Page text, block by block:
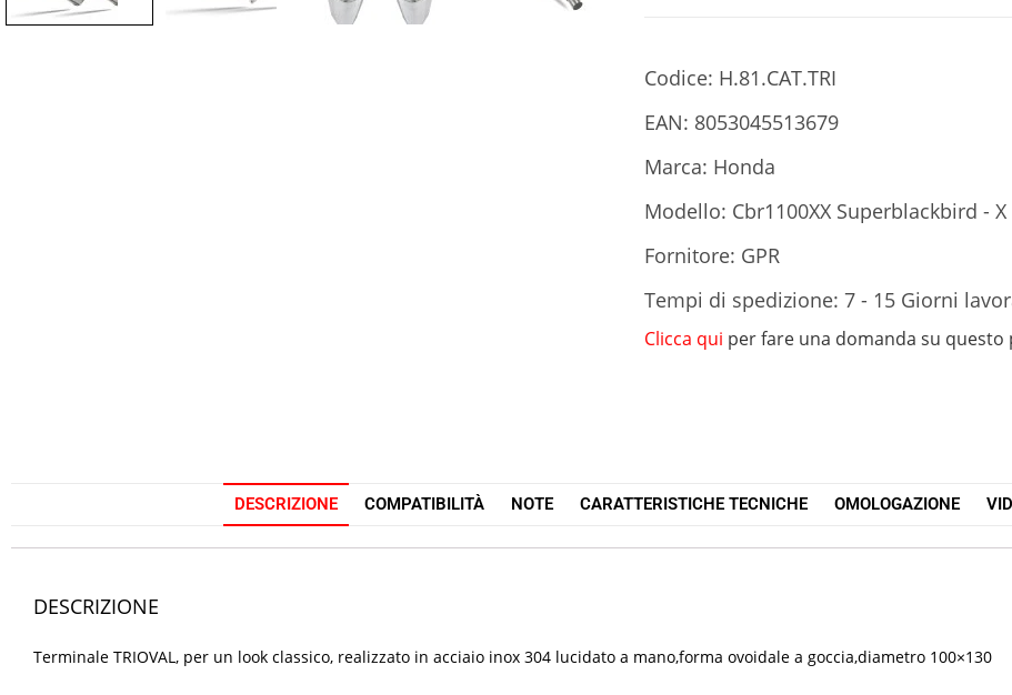
Codice: H.81.CAT.TRI
EAN: 8053045513679
Marca: Honda
Modello: Cbr1100XX Superblackbird -
Fornitore: GPR
Tempi di spedizione: 7 - 15 Giorni
Clicca qui per fare una domanda su
DESCRIZIONE COMPATIBILITÀ NOTE CARATTERISTICHE TECNICHE OMOLOGAZIONE
DESCRIZIONE
Terminale TRIOVAL, per un look classico, realizzato in acciaio inox 304 lucidato a mano,forma ovoidale a goccia,diametro 100×130